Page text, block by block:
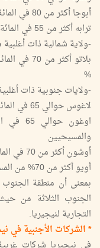
أبوجا أكثر من 80 في المائة من المسلمين
ترابه أكثر من 55 في المائة من المسلمين
-ولاية شمالية ذات
%
-ولايات جنوبية ذات
لاغوس حوالي 65 في المائة من المسلمين
والمسيحيين
أوشون أكثر من 70 في المائة من المسلمين
أويو أكثر من 70% من المسلمين
بمعنى أن منطقة
الجنوب الثلاثة من
التجارية لنيجيريا.
* الشركات الأجنبية في